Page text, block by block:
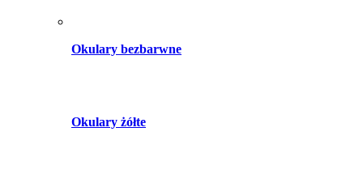
Okulary bezbarwne
Okulary żółte